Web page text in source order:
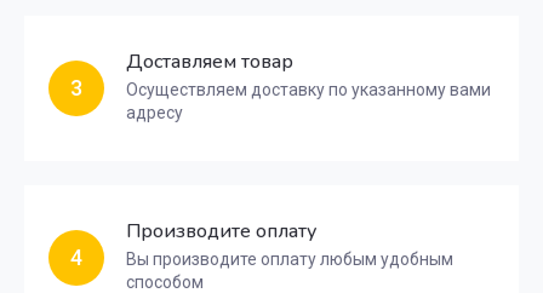
3
Доставляем товар
Осуществляем доставку по указанному вами
адресу
4
Производите оплату
Вы производите оплату любым удобным
способом